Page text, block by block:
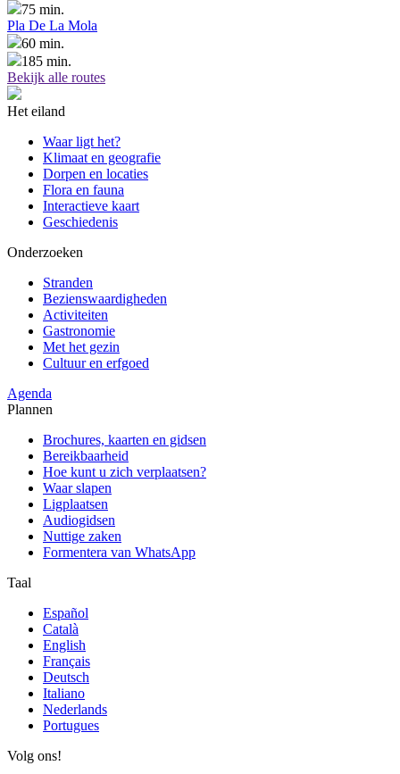
75 min.
Pla De La Mola
60 min.
185 min.
Bekijk alle routes
Het eiland
Waar ligt het?
Klimaat en geografie
Dorpen en locaties
Flora en fauna
Interactieve kaart
Geschiedenis
Onderzoeken
Stranden
Bezienswaardigheden
Activiteiten
Gastronomie
Met het gezin
Cultuur en erfgoed
Agenda
Plannen
Brochures, kaarten en gidsen
Bereikbaarheid
Hoe kunt u zich verplaatsen?
Waar slapen
Ligplaatsen
Audiogidsen
Nuttige zaken
Formentera van WhatsApp
Taal
Español
Català
English
Français
Deutsch
Italiano
Nederlands
Portugues
Volg ons!